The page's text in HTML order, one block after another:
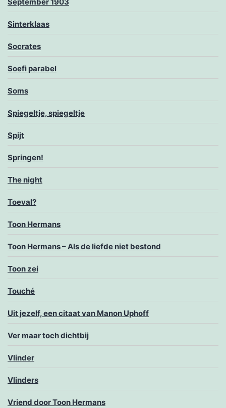
September 1903
Sinterklaas
Socrates
Soefi parabel
Soms
Spiegeltje, spiegeltje
Spijt
Springen!
The night
Toeval?
Toon Hermans
Toon Hermans – Als de liefde niet bestond
Toon zei
Touché
Uit jezelf, een citaat van Manon Uphoff
Ver maar toch dichtbij
Vlinder
Vlinders
Vriend door Toon Hermans